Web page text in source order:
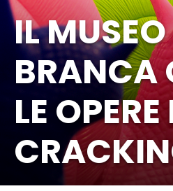
IL MUSEO
BRANCA
LE